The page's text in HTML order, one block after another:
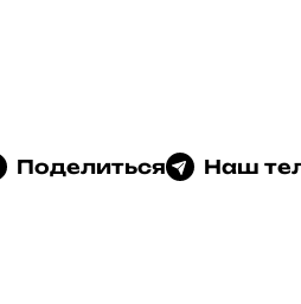
Поделиться Наш